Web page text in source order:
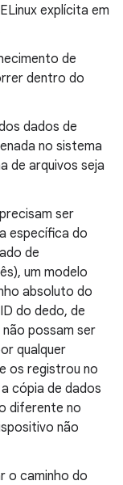
explícita em
de
dentro do
dados de
no sistema
de arquivos seja
ser
específica do
de
um modelo
absoluto do
do dedo, de
possam ser
qualquer
os registrou no
cópia de dados
diferente no
não
o caminho do